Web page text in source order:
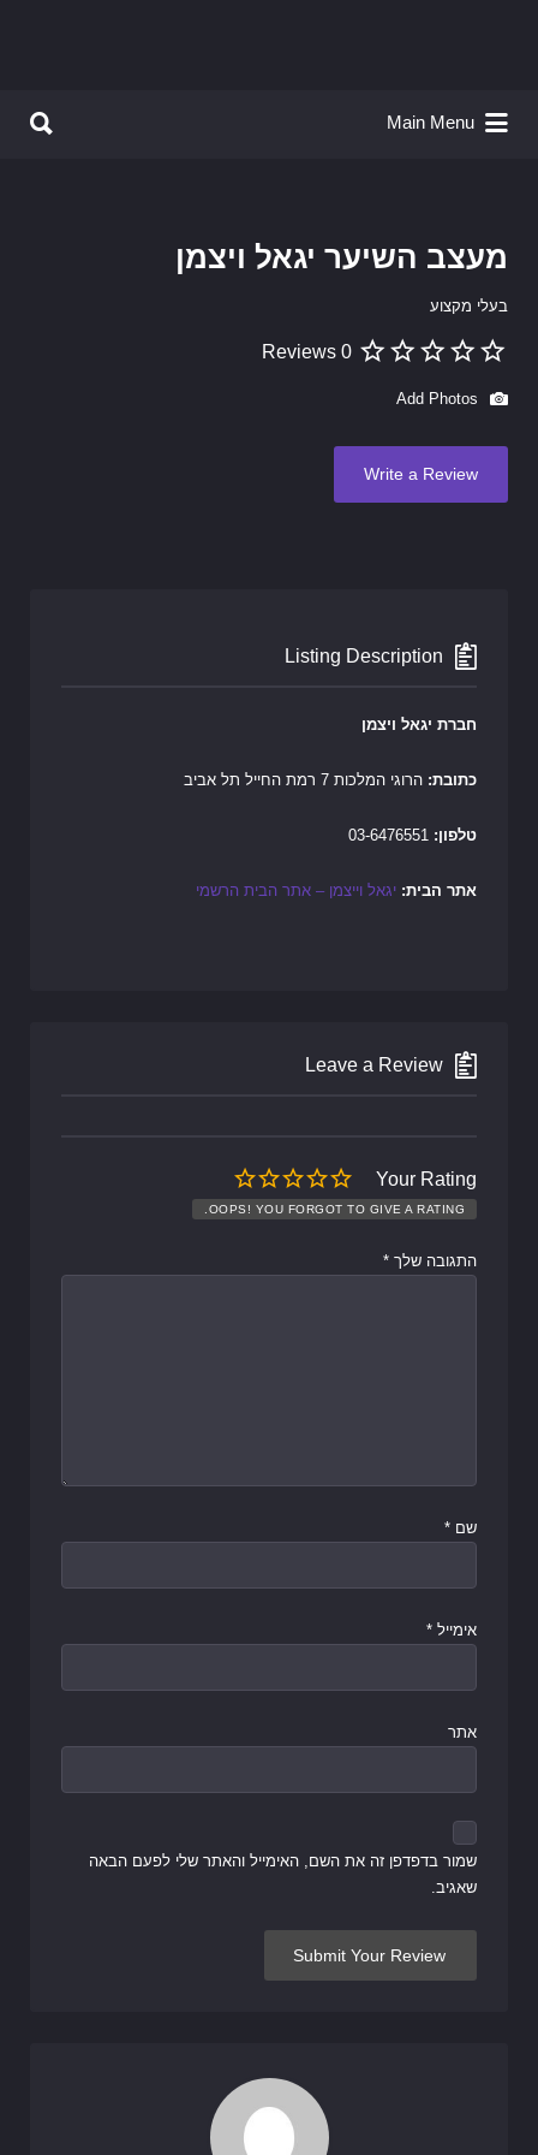
Main Menu
מעצב השיער יגאל ויצמן
בעלי מקצוע
0 Reviews
Write a Review
Listing Description
חברת יגאל ויצמן
כתובת: הרוגי המלכות 7 רמת החייל תל אביב
טלפון:
אתר הבית: יגאל וייצמן – אתר הבית הרשמי
Leave a Review
Your Rating
OOPS! YOU FORGOT TO GIVE A RATING.
התגובה שלך *
שם *
אימייל *
אתר
שמור בדפדפן זה את השם, האימייל והאתר שלי לפעם הבאה
שאגיב.